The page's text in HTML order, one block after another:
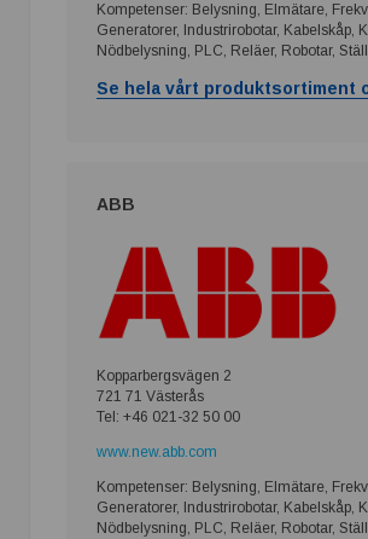
Kompetenser: Belysning, Elmätare,
Generatorer, Industrirobotar, Kabelskåp,
Nödbelysning, PLC, Reläer, Robotar,
Se hela vårt produktsortiment
ABB
Kopparbergsvägen 2
721 71 Västerås
Tel: +46 021-32 50 00
www.new.abb.com
Kompetenser: Belysning, Elmätare,
Generatorer, Industrirobotar, Kabelskåp,
Nödbelysning, PLC, Reläer, Robotar,